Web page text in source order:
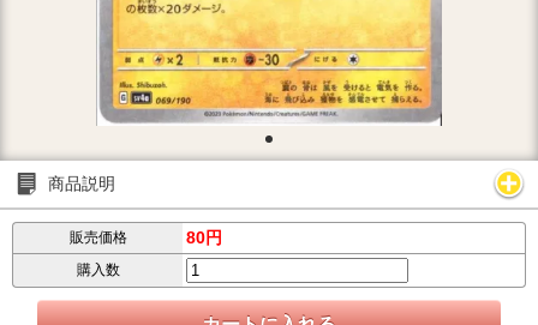
商品説明
販売価格 80円
購入数